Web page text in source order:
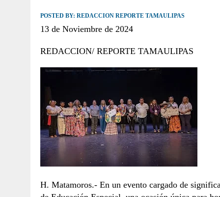
POSTED BY: REDACCION REPORTE TAMAULIPAS
13 de Noviembre de 2024
REDACCION/ REPORTE TAMAULIPAS
H. Matamoros.- En un evento cargado de